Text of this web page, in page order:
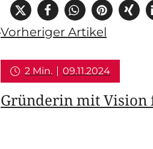
Vorheriger Artikel
2 Min. 09.11.2024
Gründerin mit Vision